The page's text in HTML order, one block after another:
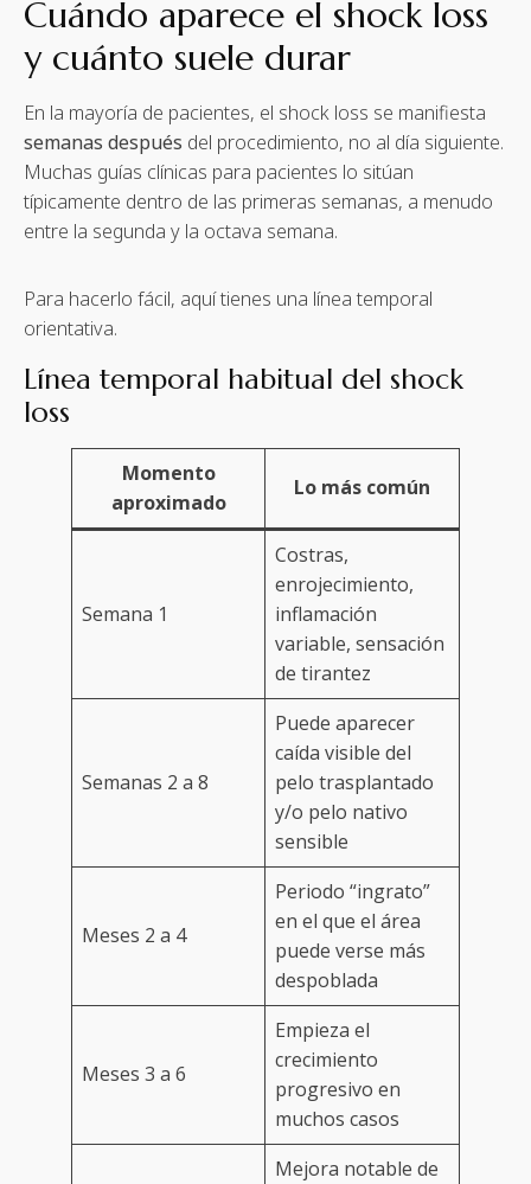
Cuándo aparece el shock loss
y cuánto suele durar
En la mayoría de pacientes, el shock loss se manifiesta
semanas después del procedimiento, no al día siguiente.
Muchas guías clínicas para pacientes lo sitúan
típicamente dentro de las primeras semanas, a menudo
entre la segunda y la octava semana.
Para hacerlo fácil, aquí tienes una línea temporal
orientativa.
Línea temporal habitual del shock
loss
Momento
aproximado
Lo más común
Semana 1
Costras,
enrojecimiento,
inflamación
variable, sensación
de tirantez
Semanas 2 a 8
Puede aparecer
caída visible del
pelo trasplantado
y/o pelo nativo
sensible
Meses 2 a 4
Periodo “ingrato”
en el que el área
puede verse más
despoblada
Meses 3 a 6
Empieza el
crecimiento
progresivo en
muchos casos
Mejora notable de